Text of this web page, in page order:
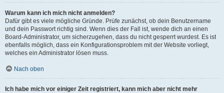
Warum kann ich mich nicht anmelden?
Dafür gibt es viele mögliche Gründe. Prüfe zunächst, ob dein Benutzername
und dein Passwort richtig sind. Wenn dies der Fall ist, wende dich an einen
Board-Administrator, um sicherzugehen, dass du nicht gesperrt wurdest. Es ist
ebenfalls möglich, dass ein Konfigurationsproblem mit der Website vorliegt,
welches ein Administrator lösen muss.
Nach oben
Ich habe mich vor einiger Zeit registriert, kann mich aber nicht mehr